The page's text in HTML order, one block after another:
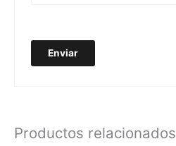
Productos relacionados